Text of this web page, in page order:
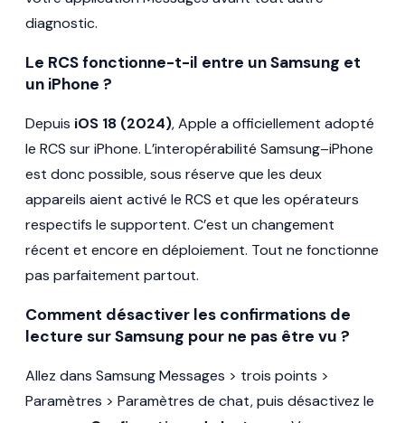
diagnostic.
Le RCS fonctionne-t-il entre un Samsung et
un iPhone ?
Depuis iOS 18 (2024), Apple a officiellement adopté
le RCS sur iPhone. L’interopérabilité Samsung–iPhone
est donc possible, sous réserve que les deux
appareils aient activé le RCS et que les opérateurs
respectifs le supportent. C’est un changement
récent et encore en déploiement. Tout ne fonctionne
pas parfaitement partout.
Comment désactiver les confirmations de
lecture sur Samsung pour ne pas être vu ?
Allez dans Samsung Messages > trois points >
Paramètres > Paramètres de chat, puis désactivez le